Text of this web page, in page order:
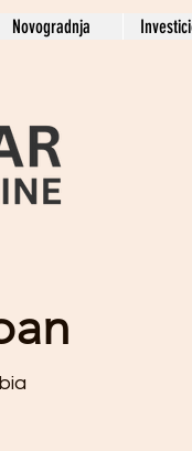
Novogradnja